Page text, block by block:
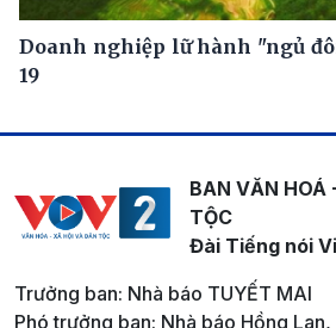
Doanh nghiệp lữ hành "ngủ
19
BAN VĂN HOÁ
TỘC
Đài Tiếng nói
Trưởng ban: Nhà báo TUYẾT MAI
Phó trưởng ban: Nhà báo Hồng